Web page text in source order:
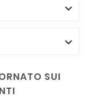


SUI